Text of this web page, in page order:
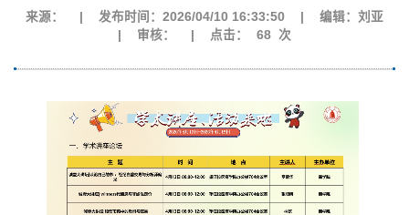
学院简介 现任领导
院行政 院工会 教授委员会
教学科研岗 行政管理岗 教学思政岗 实验教辅岗
来源： 发布时间：2026/04/10 16:33:50
编辑：刘亚
审核： 点击： 68 次